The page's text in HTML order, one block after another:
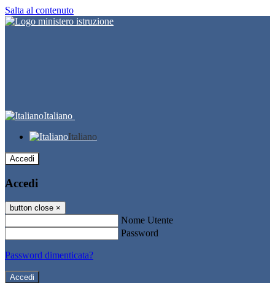
Salta al contenuto
Italiano
Italiano
Accedi
Accedi
button close ×
Nome Utente
Password
Password dimenticata?